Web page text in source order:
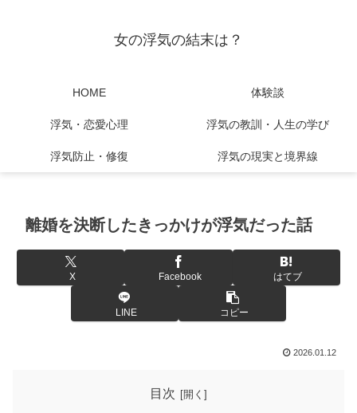
女の浮気の結末は？
HOME 体験談
浮気・恋愛心理 浮気の教訓・人生の学び
浮気防止・修復 浮気の現実と境界線
離婚を決断したきっかけが浮気だった話
X Facebook はてブ
LINE コピー
2026.01.12
目次